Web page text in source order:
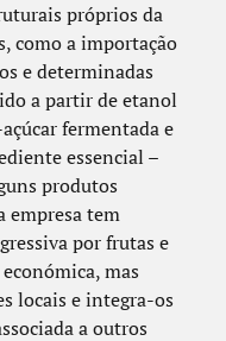
próprios da
como a importação
e determinadas
a partir de etanol
fermentada e
essencial –
produtos
empresa tem
por frutas e
mas
locais e integra-os
a outros